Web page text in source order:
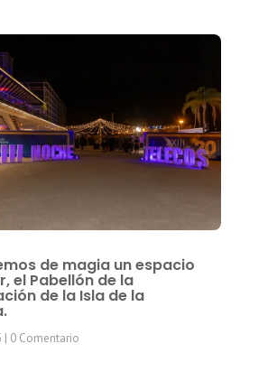
de magia un espacio
el Pabellón de la
de la Isla de la
| 0 Comentario